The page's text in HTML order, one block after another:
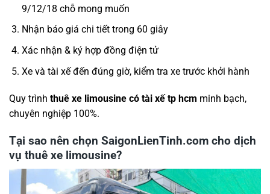
9/12/18 chỗ mong muốn
Nhận báo giá chi tiết trong 60 giây
Xác nhận & ký hợp đồng điện tử
Xe và tài xế đến đúng giờ, kiểm tra xe trước khởi hành
Quy trình thuê xe limousine có tài xế tp hcm minh bạch,
chuyên nghiệp 100%.
Tại sao nên chọn SaigonLienTinh.com cho dịch
vụ thuê xe limousine?